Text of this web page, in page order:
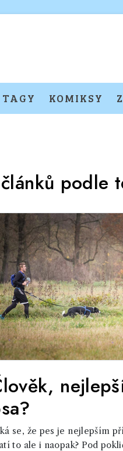
TAGY KOMIKSY
podle
se, že pes je nejlepším
to ale i naopak? Pod